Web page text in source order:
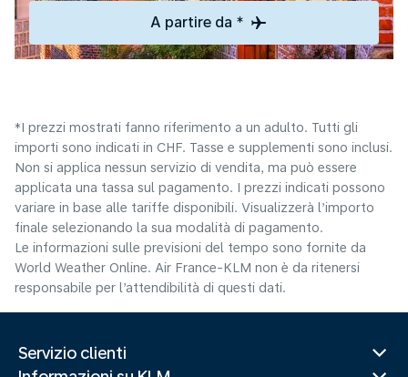
A partire da *
*I prezzi mostrati fanno riferimento a un adulto. Tutti gli
importi sono indicati in CHF. Tasse e supplementi sono inclusi.
Non si applica nessun servizio di vendita, ma può essere
applicata una tassa sul pagamento. I prezzi indicati possono
variare in base alle tariffe disponibili. Visualizzerà l’importo
finale selezionando la sua modalità di pagamento.
Le informazioni sulle previsioni del tempo sono fornite da
World Weather Online. Air France-KLM non è da ritenersi
responsabile per l’attendibilità di questi dati.
Servizio clienti